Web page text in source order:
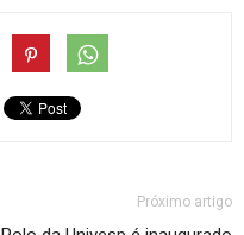
Próximo artigo